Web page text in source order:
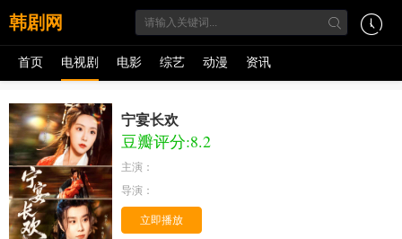
韩剧网
首页 电视剧 电影 综艺 动漫 资讯
宁宴长欢
豆瓣评分:8.2
主演：
导演：
立即播放